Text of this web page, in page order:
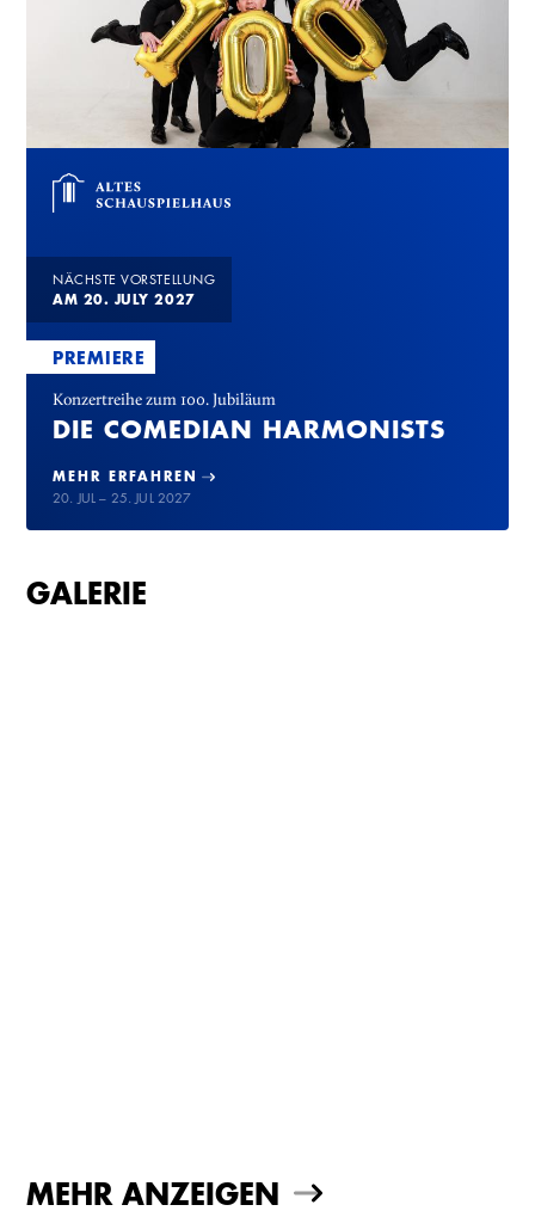
NÄCHSTE VORSTELLUNG
AM 20. JULY 2027
PREMIERE
Konzertreihe zum 100. Jubiläum
DIE COMEDIAN HARMONISTS
MEHR ERFAHREN
20. JUL – 25. JUL 2027
GALERIE
MEHR ANZEIGEN